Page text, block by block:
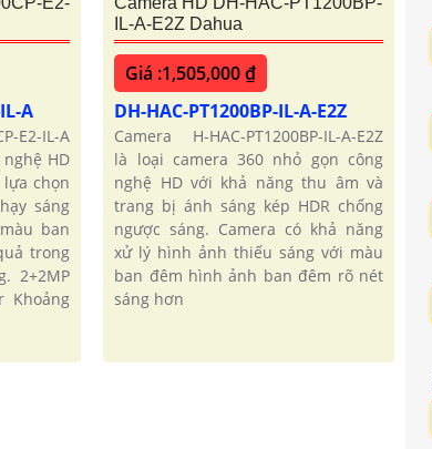
A
E2-IL-A
HD
chọn
sáng
ban
trong
2+2MP
Khoảng
IL-A-E2Z Dahua
Giá :1,505,000 ₫
DH-HAC-PT1200BP-IL-A-E2Z
Camera H-HAC-PT1200BP-IL-A-E2Z
là loại camera 360 nhỏ gọn công
nghệ HD với khả năng thu âm và
trang bị ánh sáng kép HDR chống
ngược sáng. Camera có khả năng
xử lý hình ảnh thiếu sáng với màu
ban đêm hình ảnh ban đêm rõ nét
sáng hơn